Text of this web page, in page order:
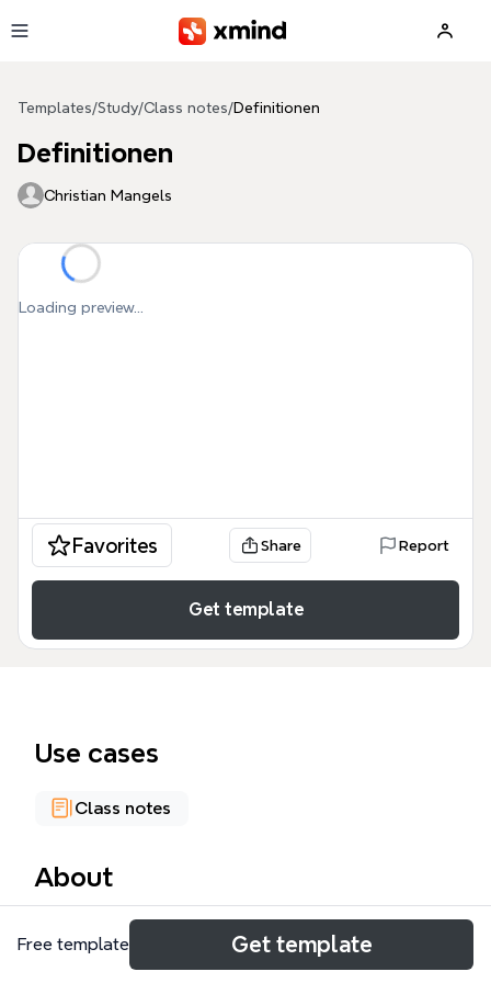
Templates/Study/Class notes/Definitionen
Definitionen
Christian Mangels
Loading preview...
Favorites Share Report
Get template
Use cases
Class notes
About
Die Definitionen-Mindmap von Xmind umfasst 129
Knoten und bietet eine umfassende Übersicht über
Free template Get template